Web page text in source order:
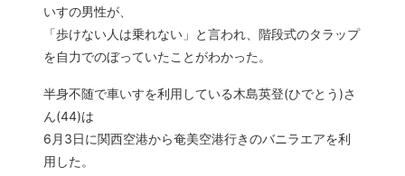
いすの男性が、
「歩けない人は乗れない」と言われ、階段式のタラップ
を自力でのぼっていたことがわかった。
半身不随で車いすを利用している木島英登(ひでとう)さ
ん(44)は
6月3日に関西空港から奄美空港行きのバニラエアを利
用した。